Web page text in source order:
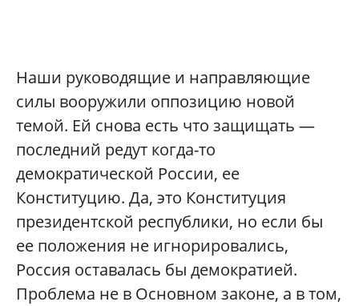
Наши руководящие и направляющие
силы вооружили оппозицию новой
темой. Ей снова есть что защищать —
последний редут когда-то
демократической России, ее
Конституцию. Да, это Конституция
президентской республики, но если бы
ее положения не игнорировались,
Россия оставалась бы демократией.
Проблема не в Основном законе, а в том,